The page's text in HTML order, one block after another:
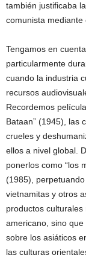
también justificaba
comunista mediante
Tengamos en
particularmente
cuando la industria
recursos
Recordemos
Bataan” (1945), las
crueles y
ellos a nivel global.
ponerlos como “los
(1985),
vietnamitas y otros
productos
americano, sino
sobre los asiáticos
las culturas